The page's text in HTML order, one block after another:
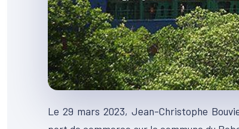
Le 29 mars 2023, Jean-Christophe